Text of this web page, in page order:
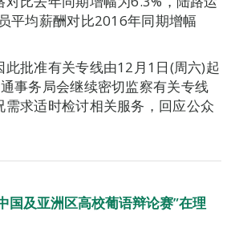
平均薪酬对比2016年同期增幅
此批准有关专线由12月1日(周六)起
事务局会继续密切监察有关专线
需求适时检讨相关服务，回应公众
国及亚洲区高校葡语辩论赛”在理